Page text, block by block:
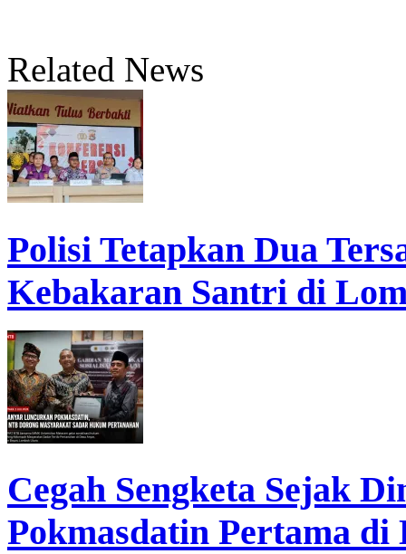
Related News
Polisi Tetapkan Dua
Kebakaran Santri di
Cegah Sengketa Sejak
Pokmasdatin Pertama